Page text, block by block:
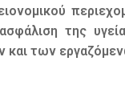
της
και των